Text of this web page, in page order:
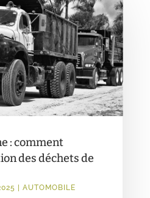
: comment
des déchets de
| AUTOMOBILE